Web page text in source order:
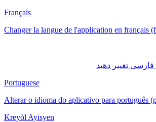
Français
Changer la langue de l'application en français
Portuguese
Alterar o idioma do aplicativo para português
Kreyòl Ayisyen